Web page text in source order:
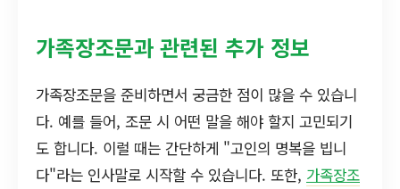
가족장조문과 관련된 추가 정보
가족장조문을 준비하면서 궁금한 점이 많을 수 있습니
다. 예를 들어, 조문 시 어떤 말을 해야 할지 고민되기
도 합니다. 이럴 때는 간단하게 "고인의 명복을 빕니
다"라는 인사말로 시작할 수 있습니다. 또한, 가족장조